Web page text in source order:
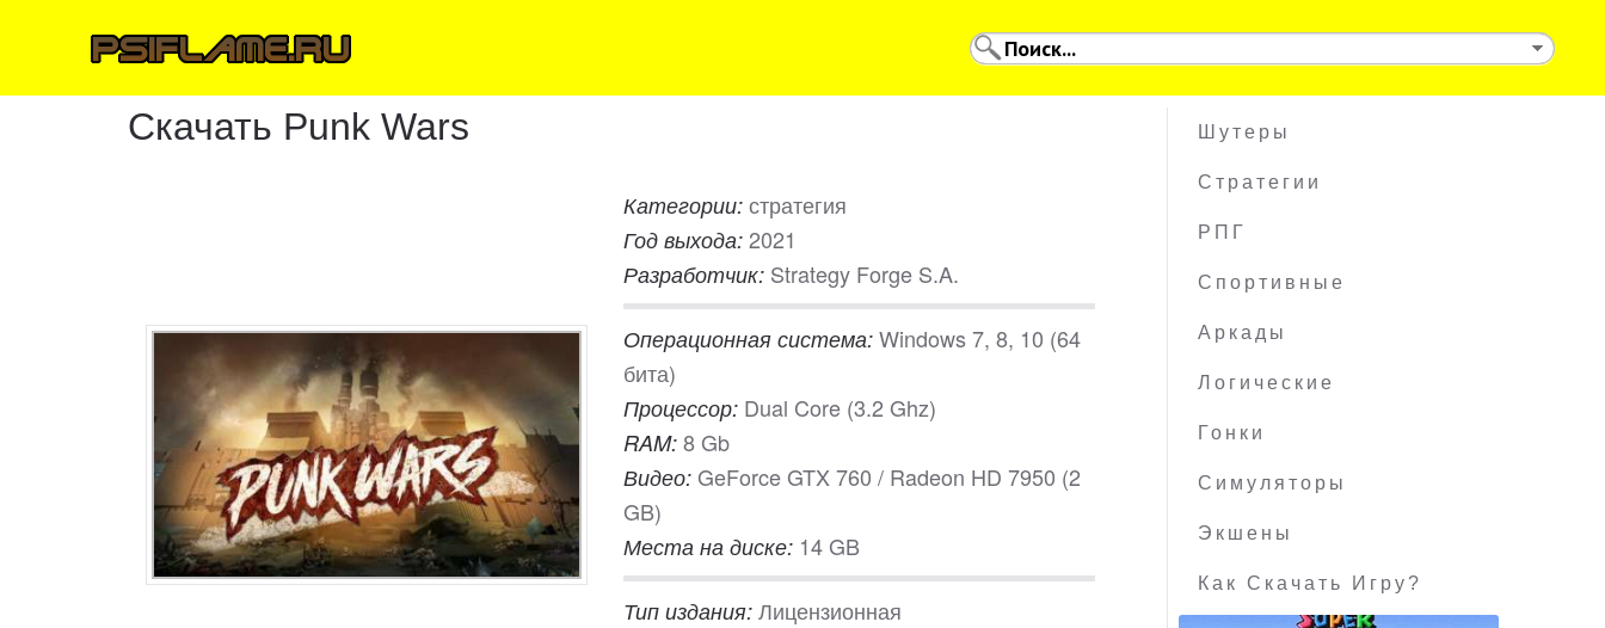
Скачать Punk Wars
Категории: стратегия
Год выхода: 2021
Разработчик: Strategy Forge S.A.
Операционная система: Windows 7, 8, 10 (64
бита)
Процессор: Dual Core (3.2 Ghz)
RAM: 8 Gb
Видео: GeForce GTX 760 / Radeon HD 7950 (2
GB)
Места на диске: 14 GB
Тип издания: Лицензионная
Шутеры
Стратегии
РПГ
Спортивные
Аркады
Логические
Гонки
Симуляторы
Экшены
Как Скачать Игру?